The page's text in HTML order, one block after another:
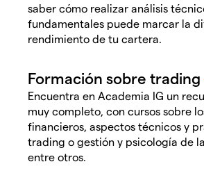
saber cómo realizar análisis
fundamentales puede marcar la
rendimiento de tu cartera.
Encuentra en Academia IG un
muy completo, con cursos sobre
financieros, aspectos técnicos y
trading o gestión y psicología de
entre otros.